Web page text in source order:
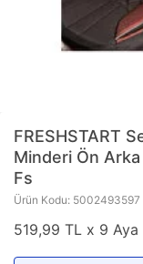
FRESHSTART
Minderi Ön Arka
Fs
Ürün Kodu: 5002493597
519,99 TL x 9 Aya